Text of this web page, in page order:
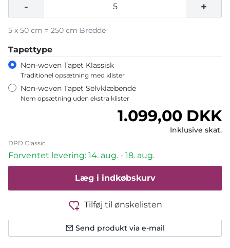
- +
5 x 50 cm = 250 cm Bredde
Tapettype
Non-woven Tapet Klassisk
Traditionel opsætning med klister
Non-woven Tapet Selvklæbende
Nem opsætning uden ekstra klister
Normalpris
1.099,00 DKK
Inklusive skat.
DPD Classic
Forventet levering: 14. aug. - 18. aug.
Læg i indkøbskurv
Tilføj til ønskelisten
Send produkt via e-mail